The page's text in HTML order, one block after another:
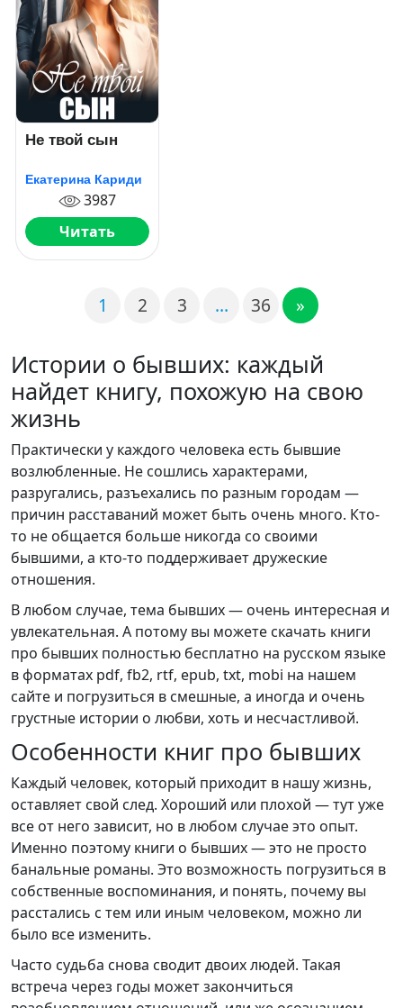
Не твой сын
Екатерина Кариди
3987
Читать
1 2 3 … 36 »
Истории о бывших: каждый
найдет книгу, похожую на свою
жизнь
Практически у каждого человека есть бывшие
возлюбленные. Не сошлись характерами,
разругались, разъехались по разным городам —
причин расставаний может быть очень много. Кто-
то не общается больше никогда со своими
бывшими, а кто-то поддерживает дружеские
отношения.
В любом случае, тема бывших — очень интересная и
увлекательная. А потому вы можете скачать книги
про бывших полностью бесплатно на русском языке
в форматах pdf, fb2, rtf, epub, txt, mobi на нашем
сайте и погрузиться в смешные, а иногда и очень
грустные истории о любви, хоть и несчастливой.
Особенности книг про бывших
Каждый человек, который приходит в нашу жизнь,
оставляет свой след. Хороший или плохой — тут уже
все от него зависит, но в любом случае это опыт.
Именно поэтому книги о бывших — это не просто
банальные романы. Это возможность погрузиться в
собственные воспоминания, и понять, почему вы
расстались с тем или иным человеком, можно ли
было все изменить.
Часто судьба снова сводит двоих людей. Такая
встреча через годы может закончиться